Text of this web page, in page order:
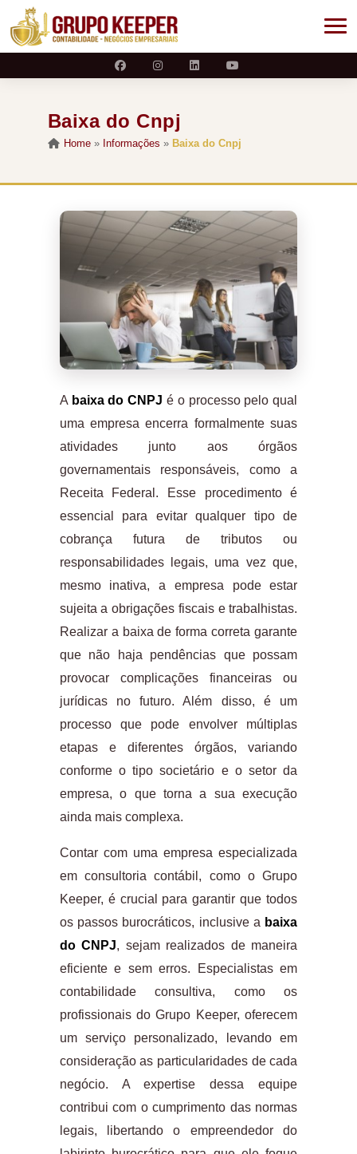
Baixa do Cnpj
Home» Informações » Baixa do Cnpj
A baixa do CNPJ é o processo pelo qual
uma empresa encerra formalmente suas
atividades junto aos órgãos
governamentais responsáveis, como a
Receita Federal. Esse procedimento é
essencial para evitar qualquer tipo de
cobrança futura de tributos ou
responsabilidades legais, uma vez que,
mesmo inativa, a empresa pode estar
sujeita a obrigações fiscais e trabalhistas.
Realizar a baixa de forma correta garante
que não haja pendências que possam
provocar complicações financeiras ou
jurídicas no futuro. Além disso, é um
processo que pode envolver múltiplas
etapas e diferentes órgãos, variando
conforme o tipo societário e o setor da
empresa, o que torna a sua execução
ainda mais complexa.
Contar com uma empresa especializada
em consultoria contábil, como o Grupo
Keeper, é crucial para garantir que todos
os passos burocráticos, inclusive a baixa
do CNPJ, sejam realizados de maneira
eficiente e sem erros. Especialistas em
contabilidade consultiva, como os
profissionais do Grupo Keeper, oferecem
um serviço personalizado, levando em
consideração as particularidades de cada
negócio. A expertise dessa equipe
contribui com o cumprimento das normas
legais, libertando o empreendedor do